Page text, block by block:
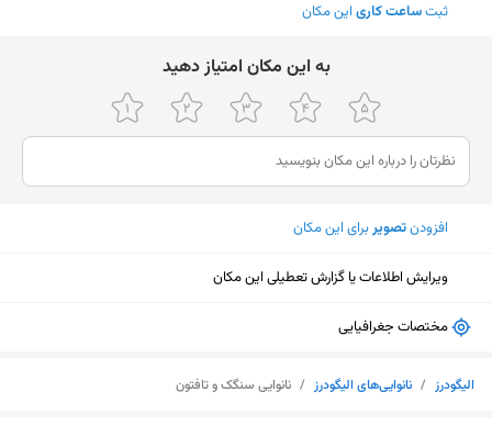
ثبتساعت کاری این مکان
ﺑﻪ اﯾﻦ ﻣﮑﺎن اﻣﺘﯿﺎز دﻫﯿﺪ
افزودنتصویربرای این مکان
ویرایش اطلاعات یا گزارش تعطیلی این مکان
مختصات جغرافیایی
الیگودرز / نانوایی‌های الیگودرز / نانوایی سنگک و تافتون